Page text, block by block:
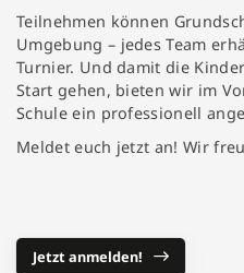
Teilnehmen können
Umgebung – jedes Team
Turnier. Und damit die
Start gehen, bieten wir im
Schule ein professionell
Meldet euch jetzt an! Wir
Jetzt anmelden!